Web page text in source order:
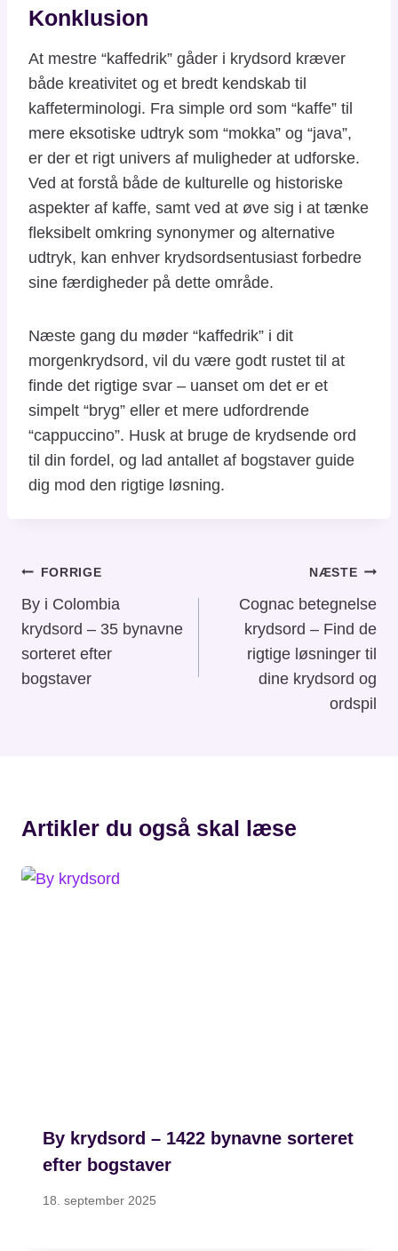
Konklusion
At mestre “kaffedrik” gåder i krydsord kræver
både kreativitet og et bredt kendskab til
kaffeterminologi. Fra simple ord som “kaffe” til
mere eksotiske udtryk som “mokka” og “java”,
er der et rigt univers af muligheder at udforske.
Ved at forstå både de kulturelle og historiske
aspekter af kaffe, samt ved at øve sig i at tænke
fleksibelt omkring synonymer og alternative
udtryk, kan enhver krydsordsentusiast forbedre
sine færdigheder på dette område.
Næste gang du møder “kaffedrik” i dit
morgenkrydsord, vil du være godt rustet til at
finde det rigtige svar – uanset om det er et
simpelt “bryg” eller et mere udfordrende
“cappuccino”. Husk at bruge de krydsende ord
til din fordel, og lad antallet af bogstaver guide
dig mod den rigtige løsning.
Indlægsnavigation
FORRIGE
By i Colombia
krydsord – 35 bynavne
sorteret efter
bogstaver
NÆSTE
Cognac betegnelse
krydsord – Find de
rigtige løsninger til
dine krydsord og
ordspil
Artikler du også skal læse
By krydsord – 1422 bynavne sorteret
efter bogstaver
18. september 2025